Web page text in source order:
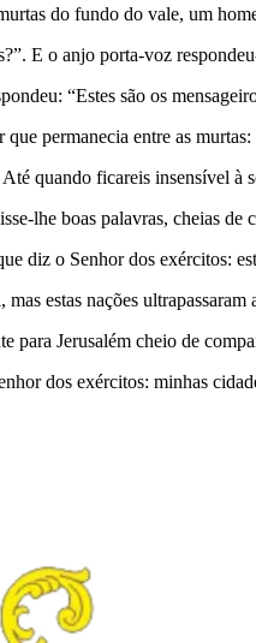
do fundo do vale, um
E o anjo porta-voz
“Estes são os
permanecia entre as
quando ficareis insensível à
lhe boas palavras, cheias de
diz o Senhor dos exércitos:
estas nações ultrapassaram
para Jerusalém cheio de
dos exércitos: minhas